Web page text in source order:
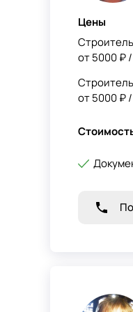
Цены
от 5000 ₽
от 5000 ₽